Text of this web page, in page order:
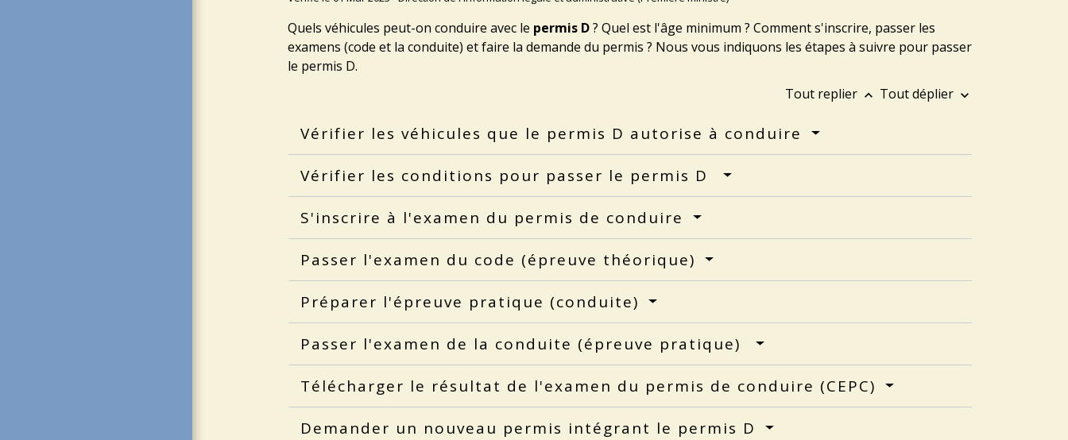
Quels véhicules peut-on conduire avec le permis D? Quel est l'âge minimum ? Comment s'inscrire, passer les
examens (code et la conduite) et faire la demande du permis ? Nous vous indiquons les étapes à suivre pour passer
le permis D.
Tout replier keyboard_arrow_up Tout déplier keyboard_arrow_down
Vérifier les véhicules que le permis D autorise à conduire
Vérifier les conditions pour passer le permis D
S'inscrire à l'examen du permis de conduire
Passer l'examen du code (épreuve théorique)
Préparer l'épreuve pratique (conduite)
Passer l'examen de la conduite (épreuve pratique)
Télécharger le résultat de l'examen du permis de conduire (CEPC)
Demander un nouveau permis intégrant le permis D